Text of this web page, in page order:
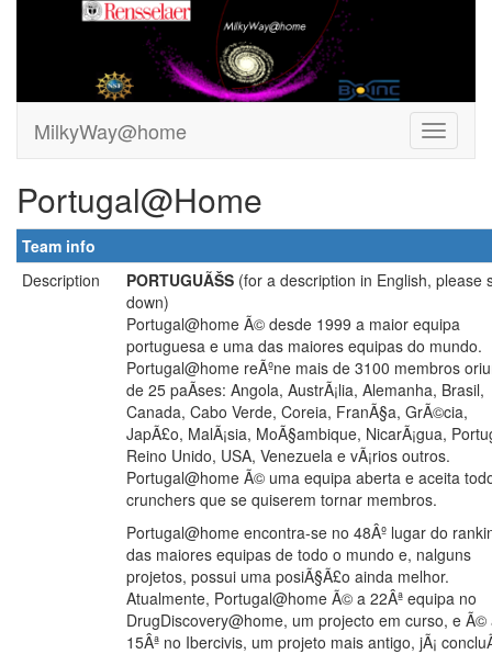
MilkyWay@home
Portugal@Home
Team info
Description
PORTUGUÃŠS (for a description in English, please
down)
Portugal@home Ã© desde 1999 a maior equipa
portuguesa e uma das maiores equipas do mundo.
Portugal@home reÃºne mais de 3100 membros
de 25 paÃ­ses: Angola, AustrÃ¡lia, Alemanha, Brasil,
Canada, Cabo Verde, Coreia, FranÃ§a, GrÃ©cia,
JapÃ£o, MalÃ¡sia, MoÃ§ambique, NicarÃ¡gua,
Reino Unido, USA, Venezuela e vÃ¡rios outros.
Portugal@home Ã© uma equipa aberta e aceita
crunchers que se quiserem tornar membros.
Portugal@home encontra-se no 48Âº lugar do
das maiores equipas de todo o mundo e, nalguns
projetos, possui uma posiÃ§Ã£o ainda melhor.
Atualmente, Portugal@home Ã© a 22Âª equipa no
DrugDiscovery@home, um projecto em curso, e Ã©
15Âª no Ibercivis, um projeto mais antigo, jÃ¡